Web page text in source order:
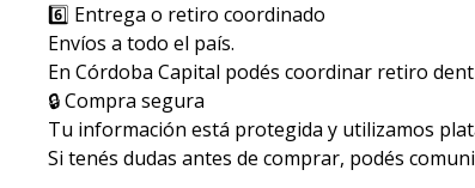
6️⃣ Entrega o retiro coordinado
Envíos a todo el país.
En Córdoba Capital podés coordinar retiro
🔒 Compra segura
Tu información está protegida y utilizamos
Si tenés dudas antes de comprar, podés